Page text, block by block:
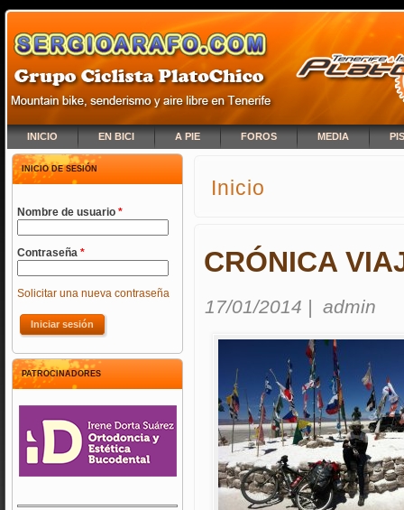
INICIO EN BICI A PIE FOROS MEDIA
INICIO DE SESIÓN
Nombre de usuario *
Contraseña *
Solicitar una nueva contraseña
PATROCINADORES
SE ENCUENTRA USTED
Inicio
CRÓNICA
17/01/2014 | admin